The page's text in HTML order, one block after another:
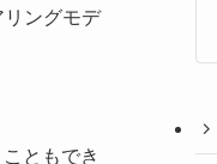
ングモデ
ともでき